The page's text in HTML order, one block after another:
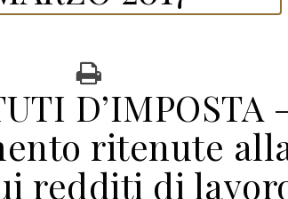
D’IMPOSTA
ritenute
redditi di